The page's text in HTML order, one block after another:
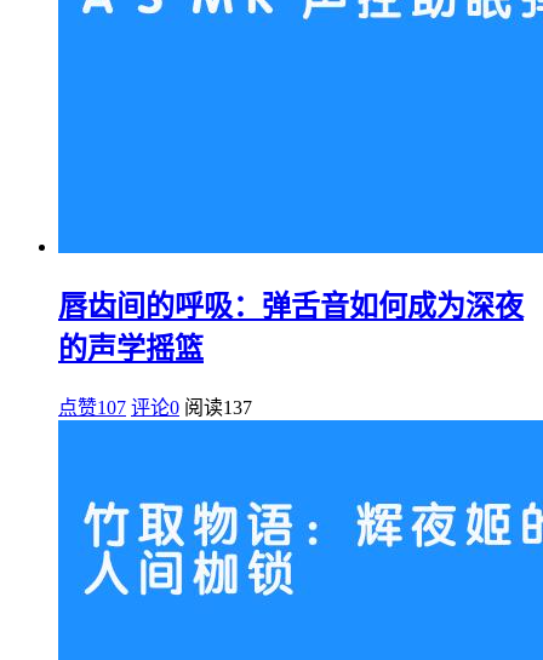
唇齿间的呼吸：弹舌音如何成为深夜
的声学摇篮
点赞107 评论0 阅读137